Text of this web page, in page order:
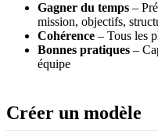
Gagner du temps –
mission, objectifs,
Cohérence – Tous les
Bonnes pratiques –
équipe
Créer un modèle